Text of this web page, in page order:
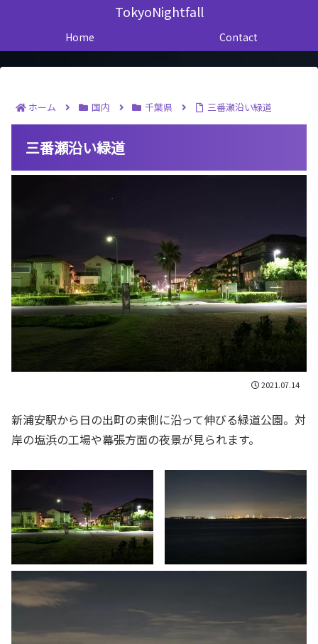
TokyoNightfall
Home Contact
ホーム 国内 千葉県 三番瀬沿い緑道
三番瀬沿い緑道
2021.07.14
新浦安駅から日の出町の東側に沿って伸びる緑道公園。対
岸の塩浜の工場や幕張方面の夜景が見られます。